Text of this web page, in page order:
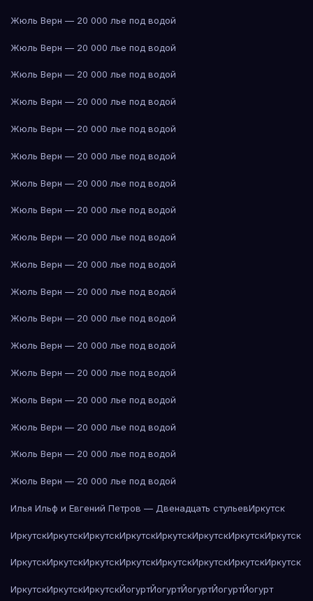
Жюль Верн — 20 000 лье под водой
Жюль Верн — 20 000 лье под водой
Жюль Верн — 20 000 лье под водой
Жюль Верн — 20 000 лье под водой
Жюль Верн — 20 000 лье под водой
Жюль Верн — 20 000 лье под водой
Жюль Верн — 20 000 лье под водой
Жюль Верн — 20 000 лье под водой
Жюль Верн — 20 000 лье под водой
Жюль Верн — 20 000 лье под водой
Жюль Верн — 20 000 лье под водой
Жюль Верн — 20 000 лье под водой
Жюль Верн — 20 000 лье под водой
Жюль Верн — 20 000 лье под водой
Жюль Верн — 20 000 лье под водой
Жюль Верн — 20 000 лье под водой
Жюль Верн — 20 000 лье под водой
Жюль Верн — 20 000 лье под водой
Илья Ильф и Евгений Петров — Двенадцать стульевИркутск
ИркутскИркутскИркутскИркутскИркутскИркутскИркутскИркутск
ИркутскИркутскИркутскИркутскИркутскИркутскИркутскИркутск
ИркутскИркутскИркутскЙогуртЙогуртЙогуртЙогуртЙогурт